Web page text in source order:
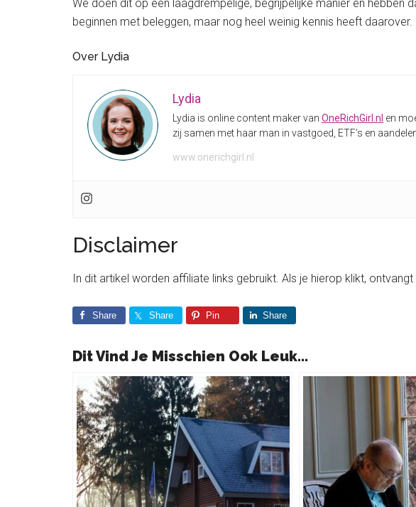
We doen dit op een laagdrempelige, begrijpelijke manier en
beginnen met beleggen, maar nog heel weinig kennis heeft daarover.
Over Lydia
Lydia
Lydia is online content maker van OneRichGirl.nl en
zij samen met haar man in vastgoed, ETF’s en
www.onerichgirl.nl
Disclaimer
In dit artikel worden affiliate links gebruikt. Als je hierop klikt,
Share Share Pin Share
Dit Vind Je Misschien Ook Leuk...